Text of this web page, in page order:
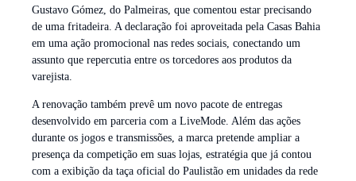
Gustavo Gómez, do Palmeiras, que comentou estar precisando
de uma fritadeira. A declaração foi aproveitada pela Casas Bahia
em uma ação promocional nas redes sociais, conectando um
assunto que repercutia entre os torcedores aos produtos da
varejista.
A renovação também prevê um novo pacote de entregas
desenvolvido em parceria com a LiveMode. Além das ações
durante os jogos e transmissões, a marca pretende ampliar a
presença da competição em suas lojas, estratégia que já contou
com a exibição da taça oficial do Paulistão em unidades da rede